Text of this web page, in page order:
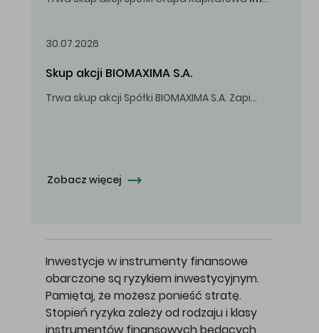
30.07.2026
Skup akcji BIOMAXIMA S.A.
Trwa skup akcji Spółki BIOMAXIMA S.A. Zapisy do 4 sierpnia 2026 r. do godz. 16.00.
Zobacz więcej
Inwestycje w instrumenty finansowe
obarczone są ryzykiem inwestycyjnym.
Pamiętaj, że możesz ponieść stratę.
Stopień ryzyka zależy od rodzaju i klasy